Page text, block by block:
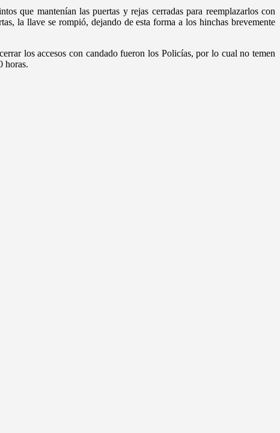
que mantenían las puertas y rejas cerradas para reemplazarlos con
la llave se rompió, dejando de esta forma a los hinchas brevemente
los accesos con candado fueron los Policías, por lo cual no temen
horas.